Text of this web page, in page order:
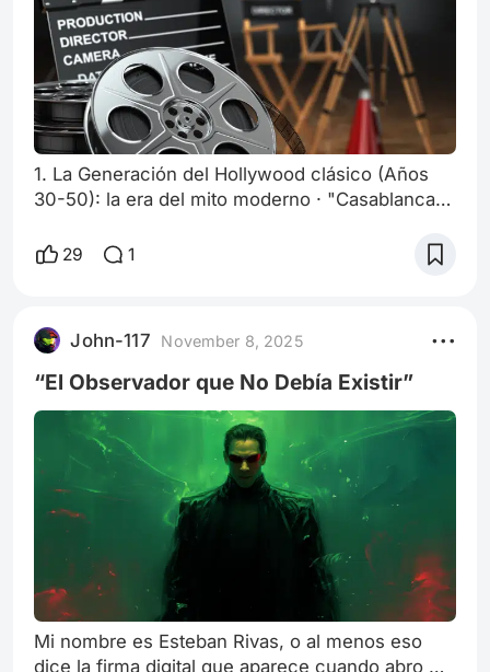
1. La Generación del Hollywood clásico (Años
30-50): la era del mito moderno · "Casablanca"
película se convirtió en una alegoría emocional
construcción de personajes quebrados
resonaron en una generación que vivía entre la
esperanza y el miedo. Casablanca repres
29 1
John-117 November 8, 2025
“El Observador que No Debía Existir”
Mi nombre es Esteban Rivas, o al menos eso
dice la firma digital que aparece cuando abro mi